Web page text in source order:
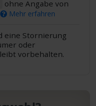
ohne Angabe von
Mehr erfahren
eine Stornierung
oder
vorbehalten.